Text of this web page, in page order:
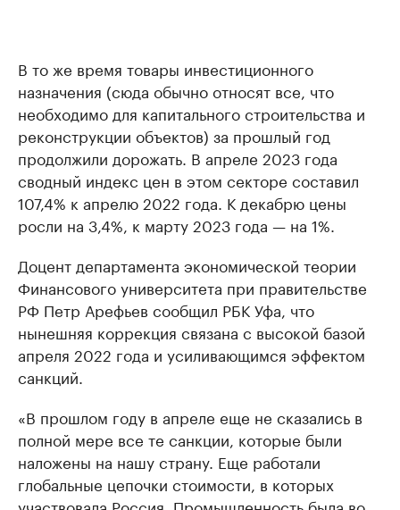
В то же время товары инвестиционного
назначения (сюда обычно относят все, что
необходимо для капитального строительства и
реконструкции объектов) за прошлый год
продолжили дорожать. В апреле 2023 года
сводный индекс цен в этом секторе составил
107,4% к апрелю 2022 года. К декабрю цены
росли на 3,4%, к марту 2023 года — на 1%.
Доцент департамента экономической теории
Финансового университета при правительстве
РФ Петр Арефьев сообщил РБК Уфа, что
нынешняя коррекция связана с высокой базой
апреля 2022 года и усиливающимся эффектом
санкций.
«В прошлом году в апреле еще не сказались в
полной мере все те санкции, которые были
наложены на нашу страну. Еще работали
глобальные цепочки стоимости, в которых